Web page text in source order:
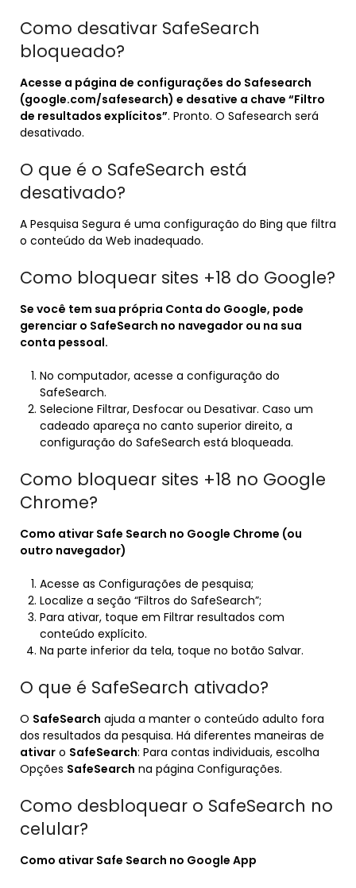
Como desativar SafeSearch
bloqueado?
Acesse a página de configurações do Safesearch
(google.com/safesearch) e desative a chave “Filtro
de resultados explícitos”. Pronto. O Safesearch será
desativado.
O que é o SafeSearch está
desativado?
A Pesquisa Segura é uma configuração do Bing que filtra
o conteúdo da Web inadequado.
Como bloquear sites +18 do Google?
Se você tem sua própria Conta do Google, pode
gerenciar o SafeSearch no navegador ou na sua
conta pessoal.
No computador, acesse a configuração do
SafeSearch.
Selecione Filtrar, Desfocar ou Desativar. Caso um
cadeado apareça no canto superior direito, a
configuração do SafeSearch está bloqueada.
Como bloquear sites +18 no Google
Chrome?
Como ativar Safe Search no Google Chrome (ou
outro navegador)
Acesse as Configurações de pesquisa;
Localize a seção “Filtros do SafeSearch”;
Para ativar, toque em Filtrar resultados com
conteúdo explícito.
Na parte inferior da tela, toque no botão Salvar.
O que é SafeSearch ativado?
O SafeSearch ajuda a manter o conteúdo adulto fora
dos resultados da pesquisa. Há diferentes maneiras de
ativar o SafeSearch: Para contas individuais, escolha
Opções SafeSearch na página Configurações.
Como desbloquear o SafeSearch no
celular?
Como ativar Safe Search no Google App